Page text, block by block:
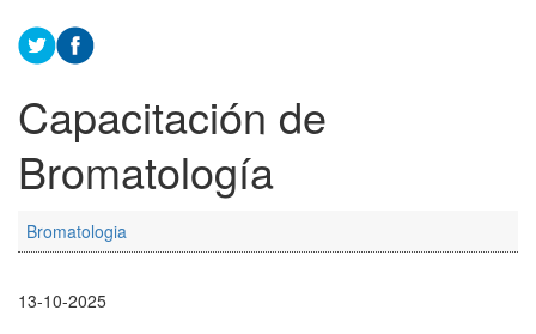
Capacitación de
Bromatología
Bromatologia
13-10-2025